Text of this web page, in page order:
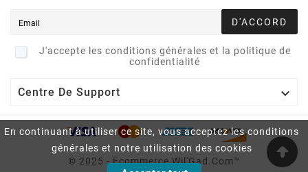
En continuant à utiliser ce site, vous acceptez les conditions
générales et notre utilisation des cookies
D'ACCORD
J'accepte les conditions générales et la politique de
confidentialité
Centre De Support 
© 2025 - Ecommerce Wil'Gad.Com™